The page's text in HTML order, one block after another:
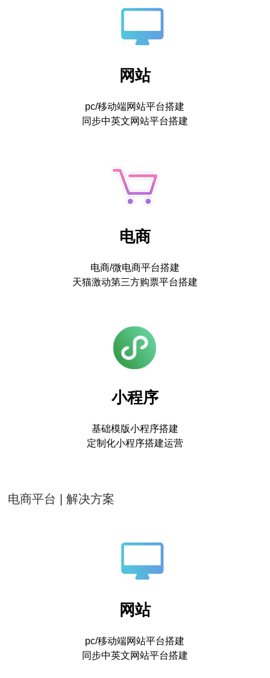
网站
pc/移动端网站平台搭建
同步中英文网站平台搭建
电商
电商/微电商平台搭建
天猫激动第三方购票平台搭建
小程序
基础模版小程序搭建
定制化小程序搭建运营
电商平台 | 解决方案
网站
pc/移动端网站平台搭建
同步中英文网站平台搭建